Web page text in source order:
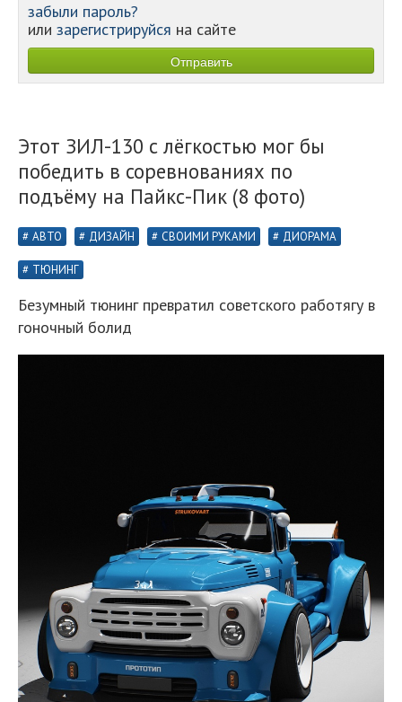
забыли пароль?
или зарегистрируйся на сайте
Этот ЗИЛ-130 с лёгкостью мог бы
победить в соревнованиях по
подъёму на Пайкс-Пик (8 фото)
АВТО ДИЗАЙН СВОИМИ РУКАМИ ДИОРАМА
ТЮНИНГ
Безумный тюнинг превратил советского работягу в
гоночный болид